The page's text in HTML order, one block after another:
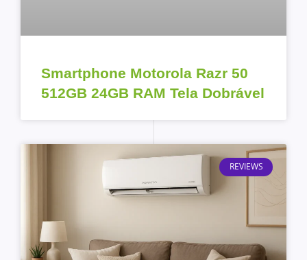
Smartphone Motorola Razr 50
512GB 24GB RAM Tela Dobrável
REVIEWS